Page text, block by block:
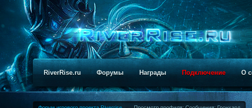
RiverRise.ru Форумы Награды Подключение О